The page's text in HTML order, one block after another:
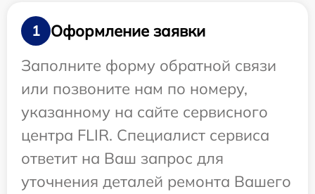
1
Оформление заявки
Заполните форму обратной связи
или позвоните нам по номеру,
указанному на сайте сервисного
центра FLIR. Специалист сервиса
ответит на Ваш запрос для
уточнения деталей ремонта Вашего